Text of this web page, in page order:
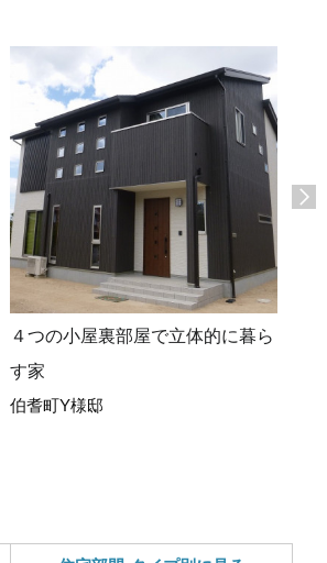
４つの小屋裏部屋で立体的に暮ら
す家
伯耆町Y様邸